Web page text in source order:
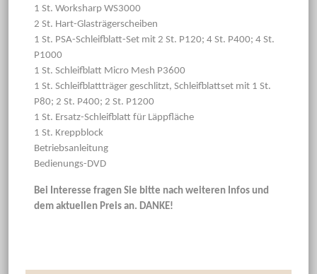
1 St. Worksharp WS3000
2 St. Hart-Glasträgerscheiben
1 St. PSA-Schleifblatt-Set mit 2 St. P120; 4 St. P400; 4 St.
P1000
1 St. Schleifblatt Micro Mesh P3600
1 St. Schleifblattträger geschlitzt, Schleifblattset mit 1 St.
P80; 2 St. P400; 2 St. P1200
1 St. Ersatz-Schleifblatt für Läppfläche
1 St. Kreppblock
Betriebsanleitung
Bedienungs-DVD
Bei Interesse fragen Sie bitte nach weiteren Infos und
dem aktuellen Preis an. DANKE!